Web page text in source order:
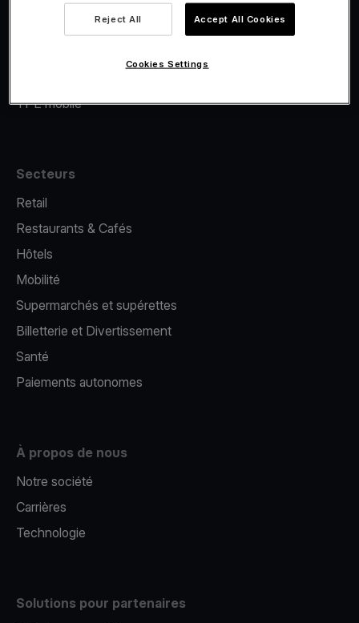
Financement Viva.com
TPE mobile
Secteurs
Retail
Restaurants & Cafés
Hôtels
Mobilité
Supermarchés et supérettes
Billetterie et Divertissement
Santé
Paiements autonomes
À propos de nous
Notre société
Carrières
Technologie
Solutions pour partenaires
Reject All Accept All Cookies
Cookies Settings